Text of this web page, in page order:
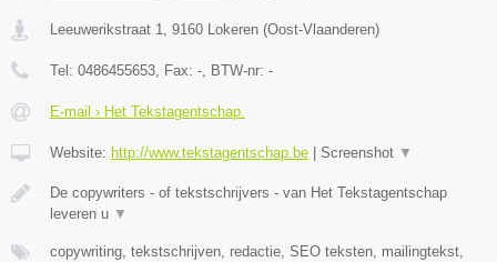
Leeuwerikstraat 1 9160 Lokeren (Oost-Vlaanderen)
Tel: 0486455653 , Fax: - , BTW-nr: -
E-mail › Het Tekstagentschap.
Website: http://www.tekstagentschap.be Screenshot ▼
De copywriters - of tekstschrijvers - van Het Tekstagentschap
leveren u ▼
copywriting, tekstschrijven, redactie, SEO teksten, mailingtekst,